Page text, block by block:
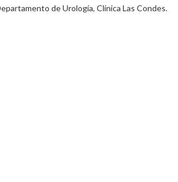
de Urología, Clínica Las Condes.